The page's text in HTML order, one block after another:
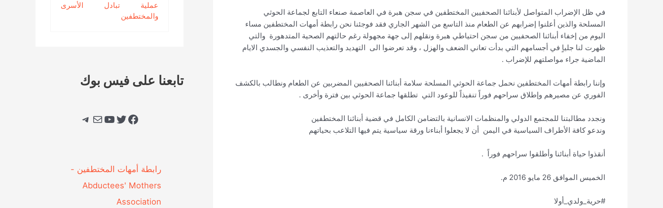
في ظل الإضراب المتواصل ﻷبنائنا الصحفيين المختطفين في سجن هبرة في العاصمة صنعاء التابع لجماعة الحوثي
المسلحة والذين أعلنوا إضرابهم عن الطعام منذ التاسع من الشهر الجاري فقد فوجئنا نحن رابطة أمهات المختطفين مساء
اليوم من إخفاء أبنائنا الصحفيين من سجن احتياطي هبرة ونقلهم إلى جهة مجهولة رغم حالتهم الصحية المتدهورة والتي
ظهرت لنا جلياٍ في أجسامهم التي بدأت تعاني الضعف والهزل ، وقد تعرضوا الى التهديد والتعذيب النفسي والجسدي الايام
الماضية جراء مواصلتهم للإضراب .
وإننا رابطة أمهات المختطفين نحمل جماعة الحوثي المسلحة سلامة أبنائنا الصحفيين المضربين عن الطعام ونطالب بالكشف
الفوري عن مصيرهم وإطلاق سراحهم فوراً تنفيذاً للوعود التي تطلقها جماعة الحوثي بين فترة وأخرى .
ونجدد مطالبتنا للمجتمع الدولي والمنظمات الانسانية بالتضامن الكامل في قضية أبنائنا المختطفين
وندعو كافة الأطراف السياسية في اليمن أن لا يجعلوا أبناءنا ورقة سياسية يتم فيها التلاعب بحياتهم
أنقذوا حياة أبنائنا وأطلقوا سراحهم فوراً .
الخميس الموافق 26 مايو 2016 م.
#حرية_ولدي_أولا
عملية تبادل الأسرى
والمختطفين
تابعنا على فيس بوك
فيسبوك تويتر يوتيوببريد تيليجرام
‎رابطة أمهات المختطفين -
Abductees' Mothers
Association‎